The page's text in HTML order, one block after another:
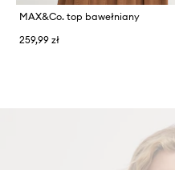
MAX&Co. top bawełniany
259,99 zł